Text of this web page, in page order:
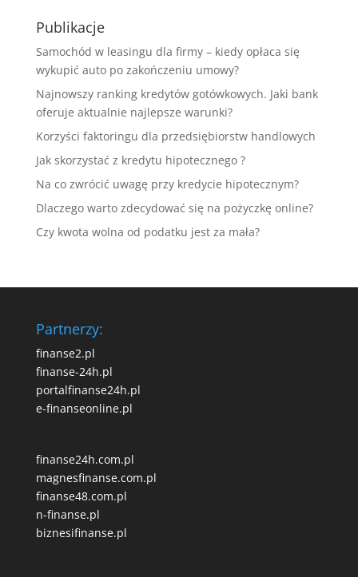
Publikacje
Samochód w leasingu dla firmy – kiedy opłaca się
wykupić auto po zakończeniu umowy?
Najnowszy ranking kredytów gotówkowych. Jaki bank
oferuje aktualnie najlepsze warunki?
Korzyści faktoringu dla przedsiębiorstw handlowych
Jak skorzystać z kredytu hipotecznego ?
Na co zwrócić uwagę przy kredycie hipotecznym?
Dlaczego warto zdecydować się na pożyczkę online?
Czy kwota wolna od podatku jest za mała?
Partnerzy:
finanse2.pl
finanse-24h.pl
portalfinanse24h.pl
e-finanseonline.pl
finanse24h.com.pl
magnesfinanse.com.pl
finanse48.com.pl
n-finanse.pl
biznesifinanse.pl